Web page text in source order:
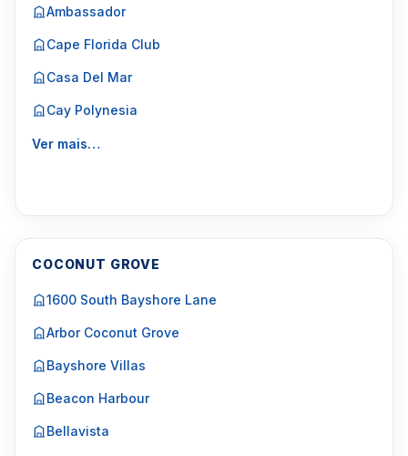
Ambassador
Cape Florida Club
Casa Del Mar
Cay Polynesia
Ver mais…
COCONUT GROVE
1600 South Bayshore Lane
Arbor Coconut Grove
Bayshore Villas
Beacon Harbour
Bellavista